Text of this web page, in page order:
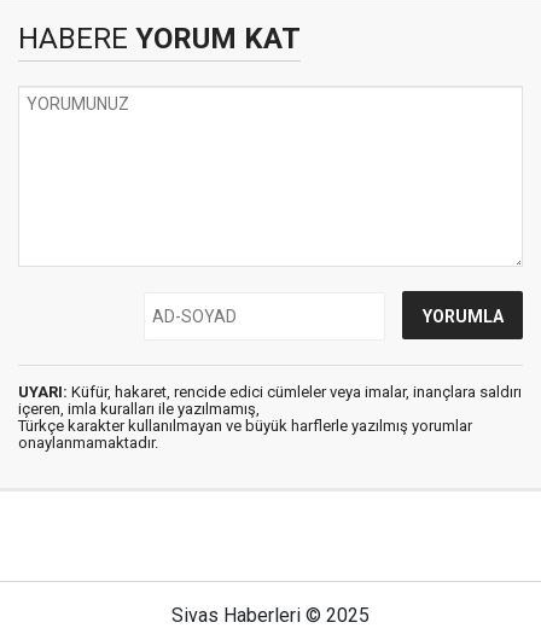
HABERE YORUM KAT
UYARI: Küfür, hakaret, rencide edici cümleler veya imalar, inançlara saldırı
içeren, imla kuralları ile yazılmamış,
Türkçe karakter kullanılmayan ve büyük harflerle yazılmış yorumlar
onaylanmamaktadır.
Sivas Haberleri © 2025